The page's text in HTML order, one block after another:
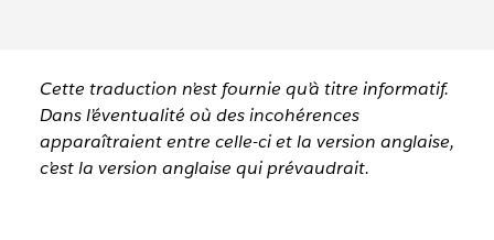
Cette traduction n’est fournie qu’à titre informatif.
Dans l’éventualité où des incohérences
apparaîtraient entre celle-ci et la version anglaise,
c’est la version anglaise qui prévaudrait.